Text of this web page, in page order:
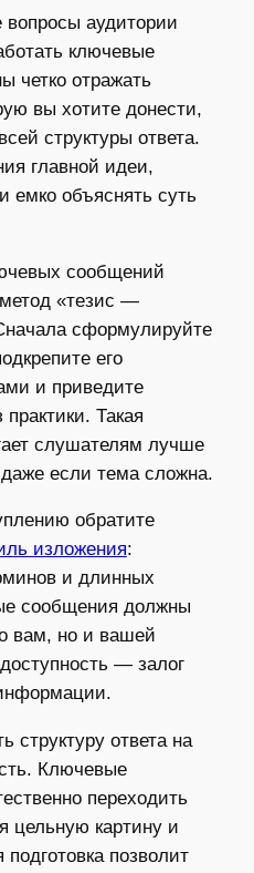
аудитории
ключевые
четко отражать
вы хотите донести,
структуры ответа.
главной идеи,
емко объяснять суть
сообщений
«тезис —
сформулируйте
его
и приведите
Такая
слушателям лучше
если тема сложна.
обратите
изложения:
и длинных
сообщения должны
вам, но и вашей
— залог
структуру ответа на
Ключевые
переходить
цельную картину и
позволит